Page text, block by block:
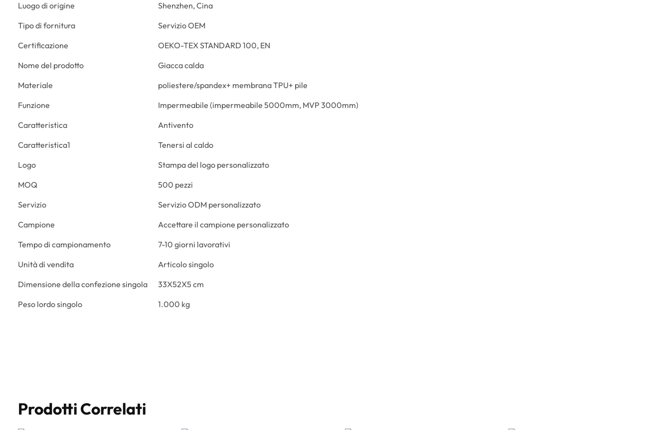
Luogo di origine
Shenzhen, Cina
Tipo di fornitura
Servizio OEM
Certificazione
OEKO-TEX STANDARD 100, EN
Nome del prodotto
Giacca calda
Materiale
poliestere/spandex+ membrana TPU+ pile
Funzione
Impermeabile (impermeabile 5000mm, MVP 3000mm)
Caratteristica
Antivento
Caratteristica1
Tenersi al caldo
Logo
Stampa del logo personalizzato
MOQ
500 pezzi
Servizio
Servizio ODM personalizzato
Campione
Accettare il campione personalizzato
Tempo di campionamento
7-10 giorni lavorativi
Unità di vendita
Articolo singolo
Dimensione della confezione singola
33X52X5 cm
Peso lordo singolo
1.000 kg
Prodotti Correlati